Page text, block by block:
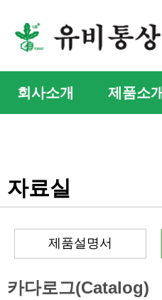
회사소개 제품소개
자료실
제품설명서
카다로그(Catalog)